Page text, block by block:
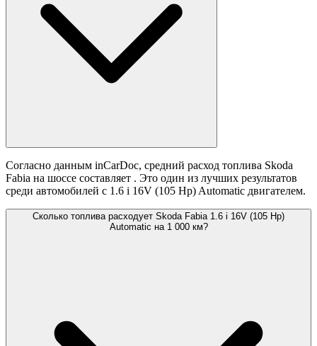
Согласно данным inCarDoc, средний расход топлива Skoda
Fabia на шоссе составляет . Это один из лучших результатов
среди автомобилей с 1.6 i 16V (105 Hp) Automatic двигателем.
Сколько топлива расходует Skoda Fabia 1.6 i 16V (105 Hp)
Automatic на 1 000 км?